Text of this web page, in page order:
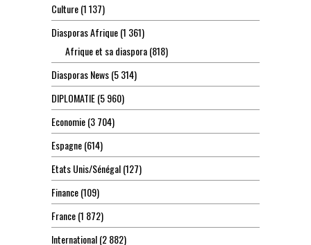
Culture(1 137)
Diasporas Afrique(1 361)
Afrique et sa diaspora(818)
Diasporas News(5 314)
DIPLOMATIE(5 960)
Economie(3 704)
Espagne(614)
Etats Unis/Sénégal(127)
Finance(109)
France(1 872)
International(2 882)